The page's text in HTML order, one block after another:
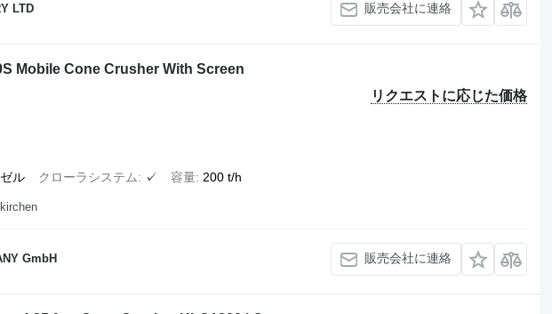
LTD 販売会社に連絡
Mobile Cone Crusher With Screen
リクエストに応じた価格
ル クローラシステム ✓ 容量 200 t/h
GmbH 販売会社に連絡